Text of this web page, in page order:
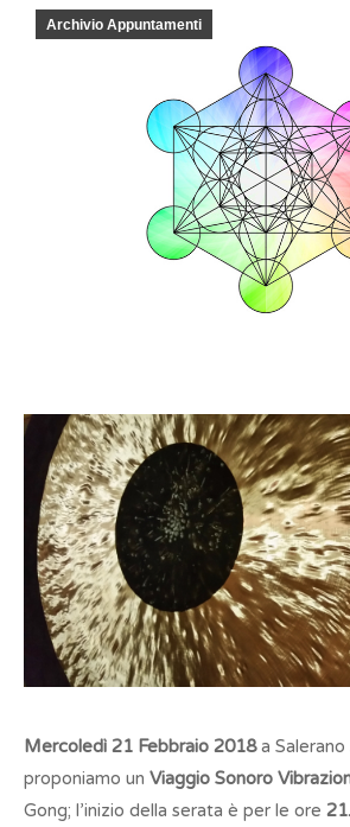
Archivio Appuntamenti
Mercoledì 21 Febbraio 2018a Salerano
proponiamo un Viaggio Sonoro
Gong; l’inizio della serata è per le ore